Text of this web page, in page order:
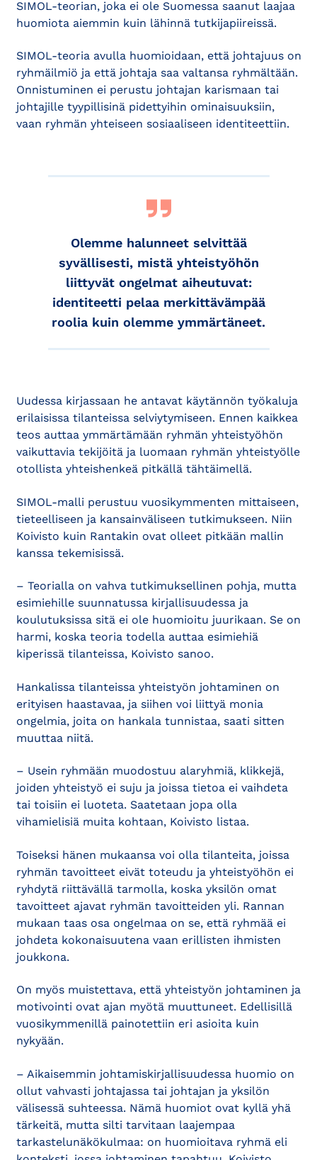
SIMOL-teorian, joka ei ole Suomessa saanut laajaa
huomiota aiemmin kuin lähinnä tutkijapiireissä.
SIMOL-teoria avulla huomioidaan, että johtajuus on
ryhmäilmiö ja että johtaja saa valtansa ryhmältään.
Onnistuminen ei perustu johtajan karismaan tai
johtajille tyypillisinä pidettyihin ominaisuuksiin,
vaan ryhmän yhteiseen sosiaaliseen identiteettiin.
Olemme halunneet selvittää
syvällisesti, mistä yhteistyöhön
liittyvät ongelmat aiheutuvat:
identiteetti pelaa merkittävämpää
roolia kuin olemme ymmärtäneet.
Uudessa kirjassaan he antavat käytännön työkaluja
erilaisissa tilanteissa selviytymiseen. Ennen kaikkea
teos auttaa ymmärtämään ryhmän yhteistyöhön
vaikuttavia tekijöitä ja luomaan ryhmän yhteistyölle
otollista yhteishenkeä pitkällä tähtäimellä.
SIMOL-malli perustuu vuosikymmenten mittaiseen,
tieteelliseen ja kansainväliseen tutkimukseen. Niin
Koivisto kuin Rantakin ovat olleet pitkään mallin
kanssa tekemisissä.
– Teorialla on vahva tutkimuksellinen pohja, mutta
esimiehille suunnatussa kirjallisuudessa ja
koulutuksissa sitä ei ole huomioitu juurikaan. Se on
harmi, koska teoria todella auttaa esimiehiä
kiperissä tilanteissa, Koivisto sanoo.
Hankalissa tilanteissa yhteistyön johtaminen on
erityisen haastavaa, ja siihen voi liittyä monia
ongelmia, joita on hankala tunnistaa, saati sitten
muuttaa niitä.
– Usein ryhmään muodostuu alaryhmiä, klikkejä,
joiden yhteistyö ei suju ja joissa tietoa ei vaihdeta
tai toisiin ei luoteta. Saatetaan jopa olla
vihamielisiä muita kohtaan, Koivisto listaa.
Toiseksi hänen mukaansa voi olla tilanteita, joissa
ryhmän tavoitteet eivät toteudu ja yhteistyöhön ei
ryhdytä riittävällä tarmolla, koska yksilön omat
tavoitteet ajavat ryhmän tavoitteiden yli. Rannan
mukaan taas osa ongelmaa on se, että ryhmää ei
johdeta kokonaisuutena vaan erillisten ihmisten
joukkona.
On myös muistettava, että yhteistyön johtaminen ja
motivointi ovat ajan myötä muuttuneet. Edellisillä
vuosikymmenillä painotettiin eri asioita kuin
nykyään.
– Aikaisemmin johtamiskirjallisuudessa huomio on
ollut vahvasti johtajassa tai johtajan ja yksilön
välisessä suhteessa. Nämä huomiot ovat kyllä yhä
tärkeitä, mutta silti tarvitaan laajempaa
tarkastelunäkökulmaa: on huomioitava ryhmä eli